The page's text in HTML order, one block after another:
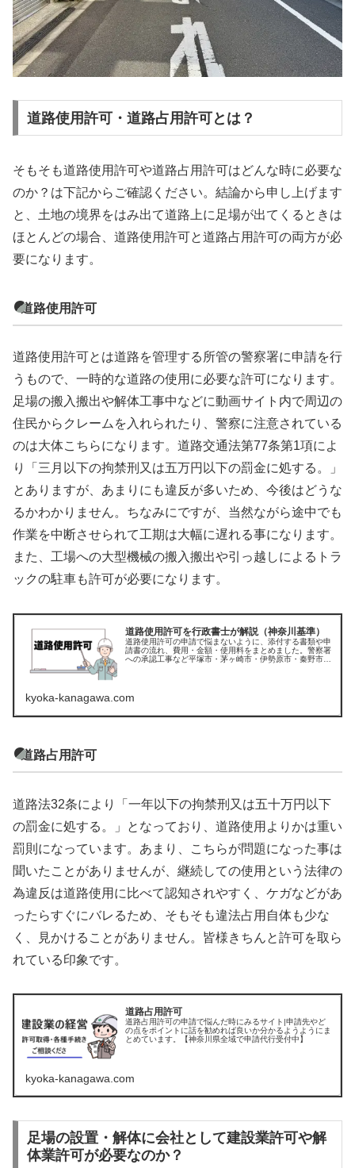
道路使用許可・道路占用許可とは？
そもそも道路使用許可や道路占用許可はどんな時に必要な
のか？は下記からご確認ください。結論から申し上げます
と、土地の境界をはみ出て道路上に足場が出てくるときは
ほとんどの場合、道路使用許可と道路占用許可の両方が必
要になります。
道路使用許可
道路使用許可とは道路を管理する所管の警察署に申請を行
うもので、一時的な道路の使用に必要な許可になります。
足場の搬入搬出や解体工事中などに動画サイト内で周辺の
住民からクレームを入れられたり、警察に注意されている
のは大体こちらになります。道路交通法第77条第1項によ
り「三月以下の拘禁刑又は五万円以下の罰金に処する。」
とありますが、あまりにも違反が多いため、今後はどうな
るかわかりません。ちなみにですが、当然ながら途中でも
作業を中断させられて工期は大幅に遅れる事になります。
また、工場への大型機械の搬入搬出や引っ越しによるトラ
ックの駐車も許可が必要になります。
道路使用許可を行政書士が解説（神奈川基準）
道路使用許可の申請で悩まないように、添付する書類や申
請書の流れ、費用・金額・使用料をまとめました。警察署
への承認工事など平塚市・茅ヶ崎市・伊勢原市・秦野市・
kyoka-kanagawa.com
道路占用許可
道路法32条により「一年以下の拘禁刑又は五十万円以下
の罰金に処する。」となっており、道路使用よりかは重い
罰則になっています。あまり、こちらが問題になった事は
聞いたことがありませんが、継続しての使用という法律の
為違反は道路使用に比べて認知されやすく、ケガなどがあ
ったらすぐにバレるため、そもそも違法占用自体も少な
く、見かけることがありません。皆様きちんと許可を取ら
れている印象です。
道路占用許可
道路占用許可の申請で悩んだ時にみるサイト|申請先やど
の点をポイントに話を勧めれば良いか分かるようようにま
とめています。【神奈川県全域で申請代行受付中】
kyoka-kanagawa.com
足場の設置・解体に会社として建設業許可や解
体業許可が必要なのか？